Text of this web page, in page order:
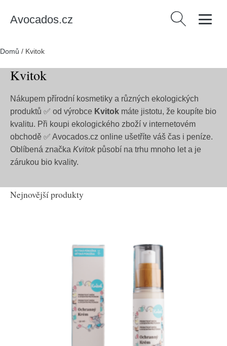
Avocados.cz Vyhledávání
Domů / Kvitok
Kvitok
Nákupem přírodní kosmetiky a různých ekologických
produktů ✅ od výrobce Kvitok máte jistotu, že koupíte bio
kvalitu. Při koupi ekologického zboží v internetovém
obchodě ✅ Avocados.cz online ušetříte váš čas i peníze.
Oblíbená značka Kvitokpůsobí na trhu mnoho let a je
zárukou bio kvality.
Nejnovější produkty